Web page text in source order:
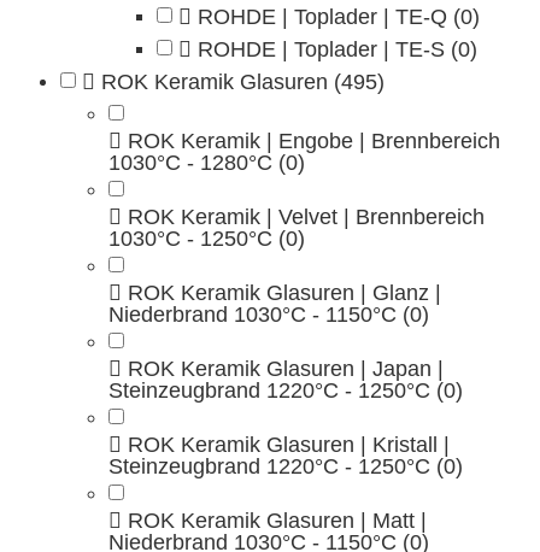
ROHDE | Toplader | TE-Q (0)
ROHDE | Toplader | TE-S (0)
ROK Keramik Glasuren (495)
ROK Keramik | Engobe | Brennbereich
1030°C - 1280°C (0)
ROK Keramik | Velvet | Brennbereich
1030°C - 1250°C (0)
ROK Keramik Glasuren | Glanz |
Niederbrand 1030°C - 1150°C (0)
ROK Keramik Glasuren | Japan |
Steinzeugbrand 1220°C - 1250°C (0)
ROK Keramik Glasuren | Kristall |
Steinzeugbrand 1220°C - 1250°C (0)
ROK Keramik Glasuren | Matt |
Niederbrand 1030°C - 1150°C (0)